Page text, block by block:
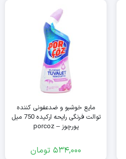
مایع خوشبو و ضدعفونی کننده
توالت فرنگی رایحه ارکیده 750 میل
پورچوز – porcoz
534,000 تومان